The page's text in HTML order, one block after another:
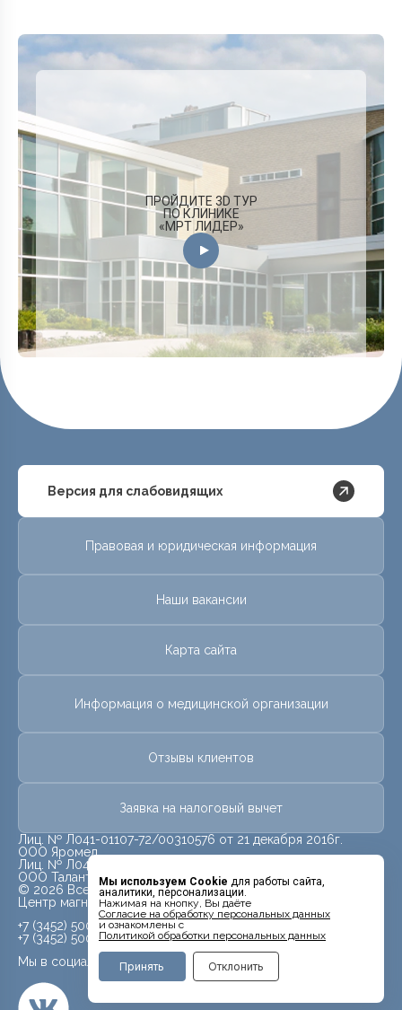
Мы используем Cookie для работы сайта,
аналитики, персонализации.
Нажимая на кнопку, Вы даёте
Cогласие на обработку персональных данных
и ознакомлены с
Политикой обработки персональных данных
Принять Отклонить
ПРОЙДИТЕ 3D ТУР
ПО КЛИНИКЕ
«МРТ ЛИДЕР»
Версия для слабовидящих
Правовая и юридическая информация
Наши вакансии
Карта сайта
Информация о медицинской организации
Отзывы клиентов
Заявка на налоговый вычет
Лиц. № Л041-01107-72/00310576 от 21 декабря 2016г.
ООО Яромед
Лиц. № Л041-01107-72/00623073 от 31 октября 2022г.
ООО Талант
© 2026 Все права защищены.
Центр магнитно-резонансной томографии «МРТ Лидер»
Мы в социальных сетях
+7 (3452) 500-914
+7 (3452) 500-944